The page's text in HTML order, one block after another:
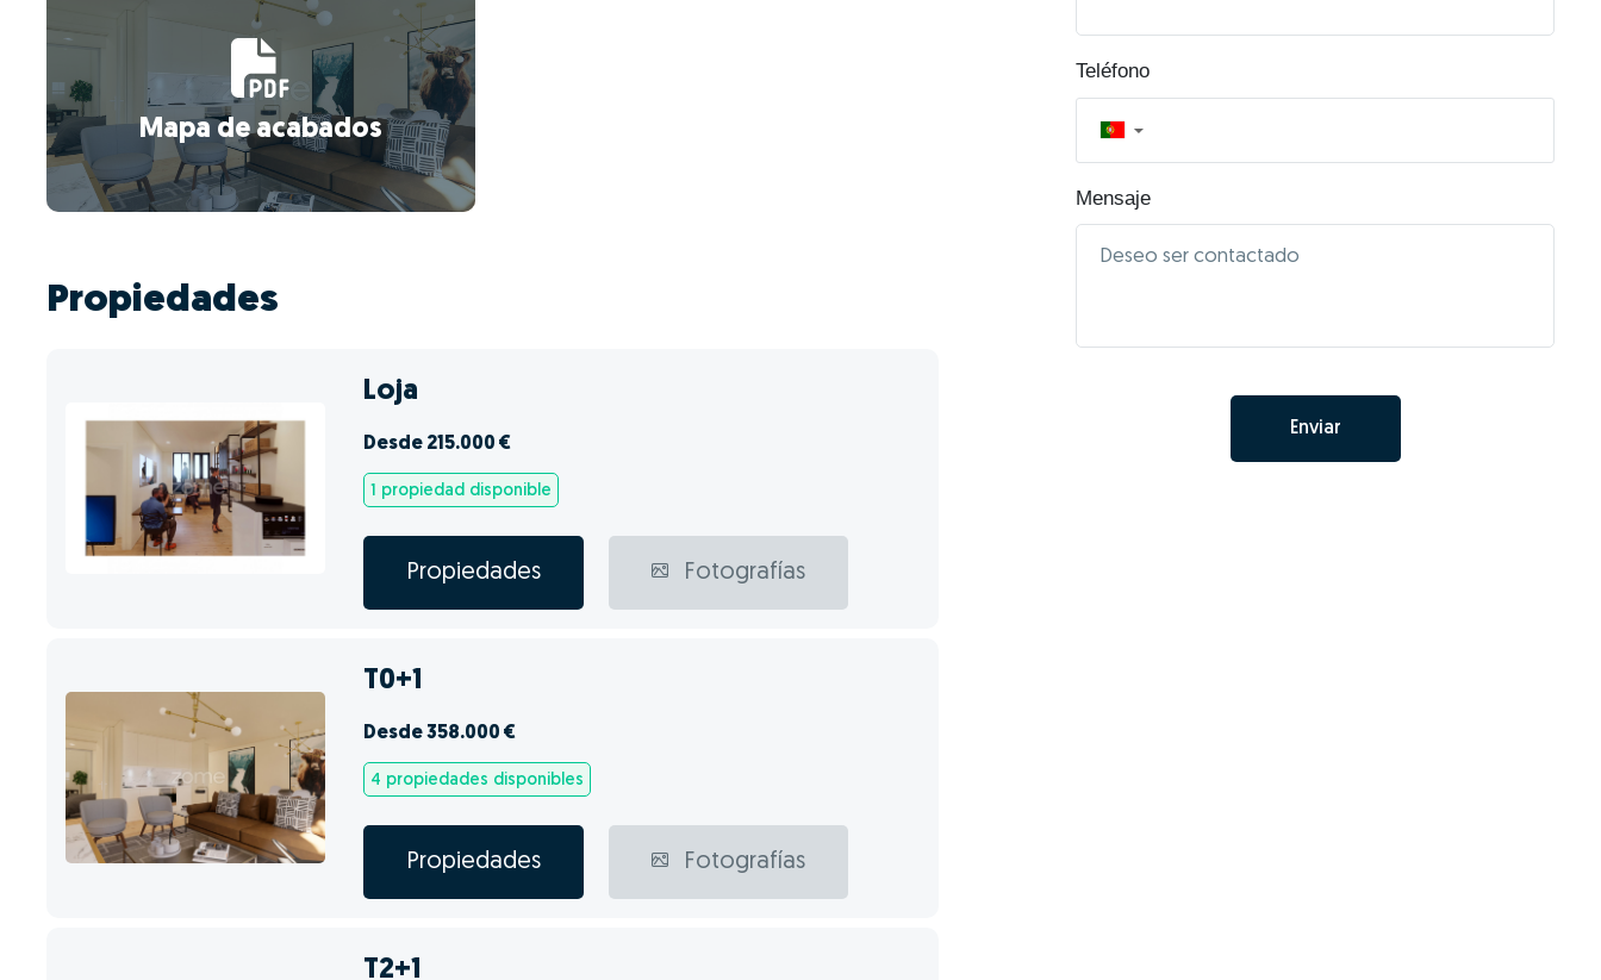
Mapa de acabados
Propiedades
Loja
Desde 215.000 €
1 propiedad disponible
Propiedades Fotografías
T0+1
Desde 358.000 €
4 propiedades disponibles
Propiedades Fotografías
T2+1
Teléfono
▼
Mensaje
Enviar